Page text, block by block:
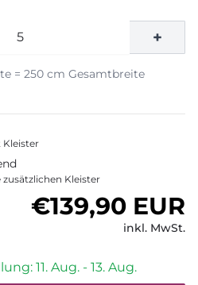
+
= 250 cm Gesamtbreite
Kleister
zusätzlichen Kleister
Normaler
€139,90 EUR
inkl. MwSt.
11. Aug. - 13. Aug.